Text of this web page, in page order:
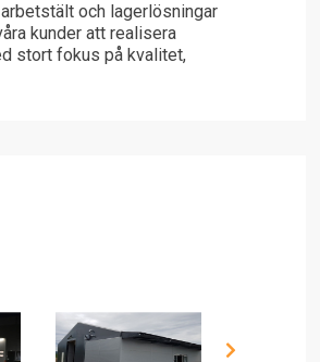
och lagerlösningar
kunder att realisera
stort fokus på kvalitet,